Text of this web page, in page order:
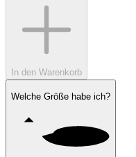
In den Warenkorb
Welche Größe habe ich?